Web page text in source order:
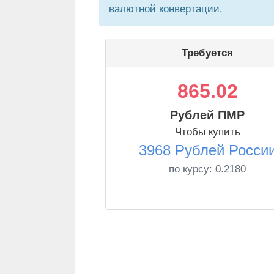
валютной конвертации.
Требуется
865.02
Рублей ПМР
Чтобы купить
3968 Рублей
по курсу: 0.2180